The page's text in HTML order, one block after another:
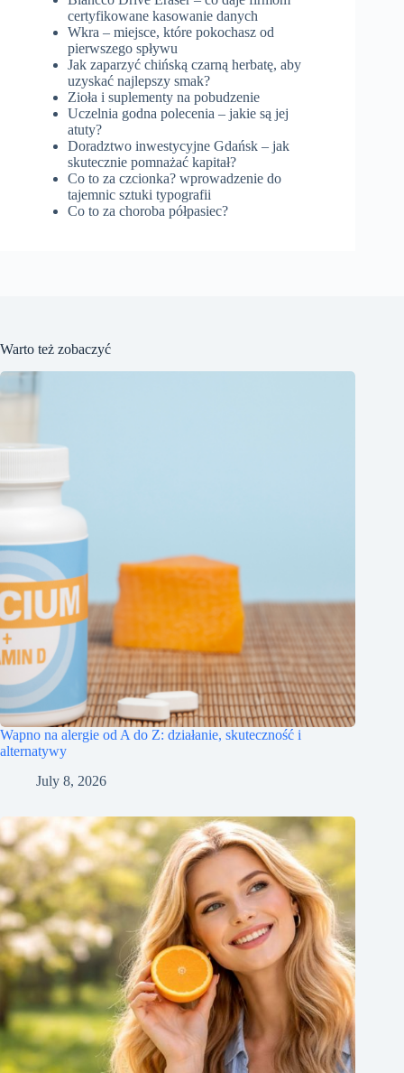
certyfikowane kasowanie danych
Wkra – miejsce, które pokochasz od
pierwszego spływu
Jak zaparzyć chińską czarną herbatę, aby
uzyskać najlepszy smak?
Zioła i suplementy na pobudzenie
Uczelnia godna polecenia – jakie są jej
atuty?
Doradztwo inwestycyjne Gdańsk – jak
skutecznie pomnażać kapitał?
Co to za czcionka? wprowadzenie do
tajemnic sztuki typografii
Co to za choroba półpasiec?
Warto też zobaczyć
Wapno na alergie od A do Z: działanie, skuteczność i
alternatywy
July 8, 2026